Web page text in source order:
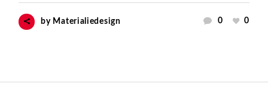
by Materialiedesign 0 0